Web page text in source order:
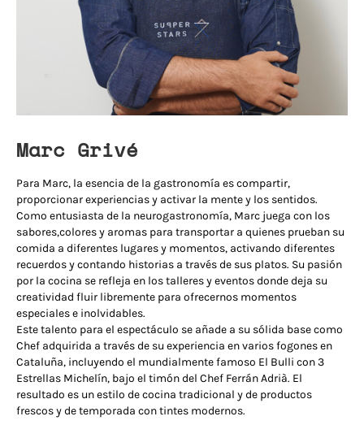
Marc Grivé
Para Marc, la esencia de la gastronomía es compartir,
proporcionar experiencias y activar la mente y los sentidos.
Como entusiasta de la neurogastronomía, Marc juega con los
sabores,colores y aromas para transportar a quienes prueban su
comida a diferentes lugares y momentos, activando diferentes
recuerdos y contando historias a través de sus platos. Su pasión
por la cocina se refleja en los talleres y eventos donde deja su
creatividad fluir libremente para ofrecernos momentos
especiales e inolvidables.
Este talento para el espectáculo se añade a su sólida base como
Chef adquirida a través de su experiencia en varios fogones en
Cataluña, incluyendo el mundialmente famoso El Bulli con 3
Estrellas Michelín, bajo el timón del Chef Ferrán Adrià. El
resultado es un estilo de cocina tradicional y de productos
frescos y de temporada con tintes modernos.